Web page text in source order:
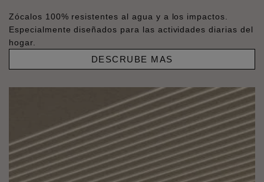
Zócalos 100% resistentes al agua y a los impactos.
Especialmente diseñados para las actividades diarias del
hogar.
DESCRUBE MAS